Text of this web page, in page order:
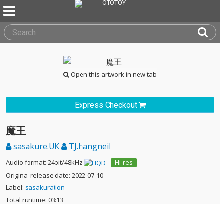
Open this artwork in new tab
Express Checkout
魔王
sasakure.UK TJ.hangneil
Audio format: 24bit/48kHz
Hi-res
Original release date: 2022-07-10
Label: sasakuration
Total runtime: 03:13